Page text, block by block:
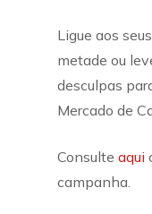
Ligue aos
metade ou
desculpas
Mercado de
Consulte aqui
campanha.